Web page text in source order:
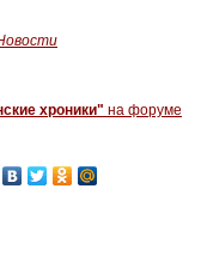
хроники" на форуме